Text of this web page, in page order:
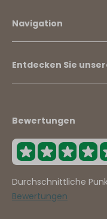
Navigation
Entdecken Sie
Bewertungen
Durchschnittliche
Bewertungen